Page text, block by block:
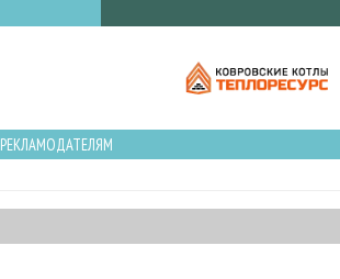
РЕКЛАМОДАТЕЛЯМ